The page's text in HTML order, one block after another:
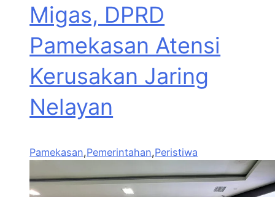
Migas, DPRD
Pamekasan Atensi
Kerusakan Jaring
Nelayan
Pamekasan,Pemerintahan,Peristiwa